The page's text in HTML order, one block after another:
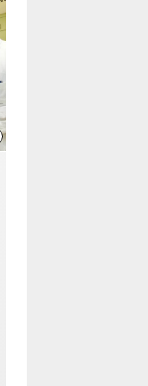
MHH/Kaiser